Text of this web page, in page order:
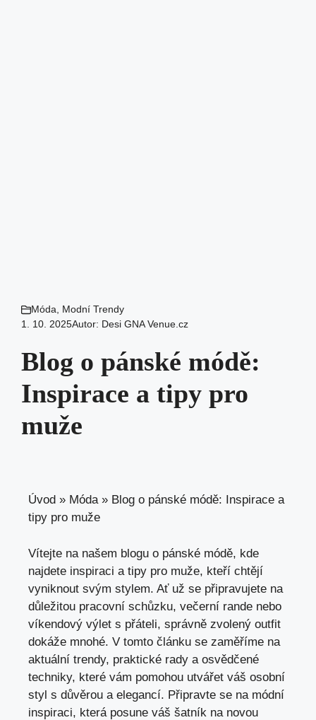
Móda
Modní Trendy
1. 10. 2025Autor: Desi GNA Venue.cz
Blog o pánské módě:
Inspirace a tipy pro
muže
Úvod » Móda» Blog o pánské módě: Inspirace a
tipy pro muže
Vítejte na našem blogu o pánské módě, kde
najdete inspiraci a tipy pro muže, kteří chtějí
vyniknout svým stylem. Ať už se připravujete na
důležitou pracovní schůzku, večerní rande nebo
víkendový výlet s přáteli, správně zvolený outfit
dokáže mnohé. V tomto článku se zaměříme na
aktuální trendy, praktické rady a osvědčené
techniky, které vám pomohou utvářet váš osobní
styl s důvěrou a elegancí. Připravte se na módní
inspiraci, která posune váš šatník na novou